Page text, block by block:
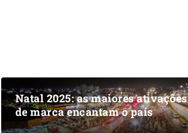
Natal 2025: as maiores ativações
de marca encantam o país